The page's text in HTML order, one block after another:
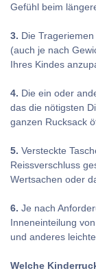
Gefühl beim
3. Die
(auch je nach
Ihres Kindes
4. Die ein oder
das die nötigsten
ganzen Rucksack
5. Versteckte
Reissverschluss
Wertsachen oder
6. Je nach
Inneneinteilung
und anderes
Welche